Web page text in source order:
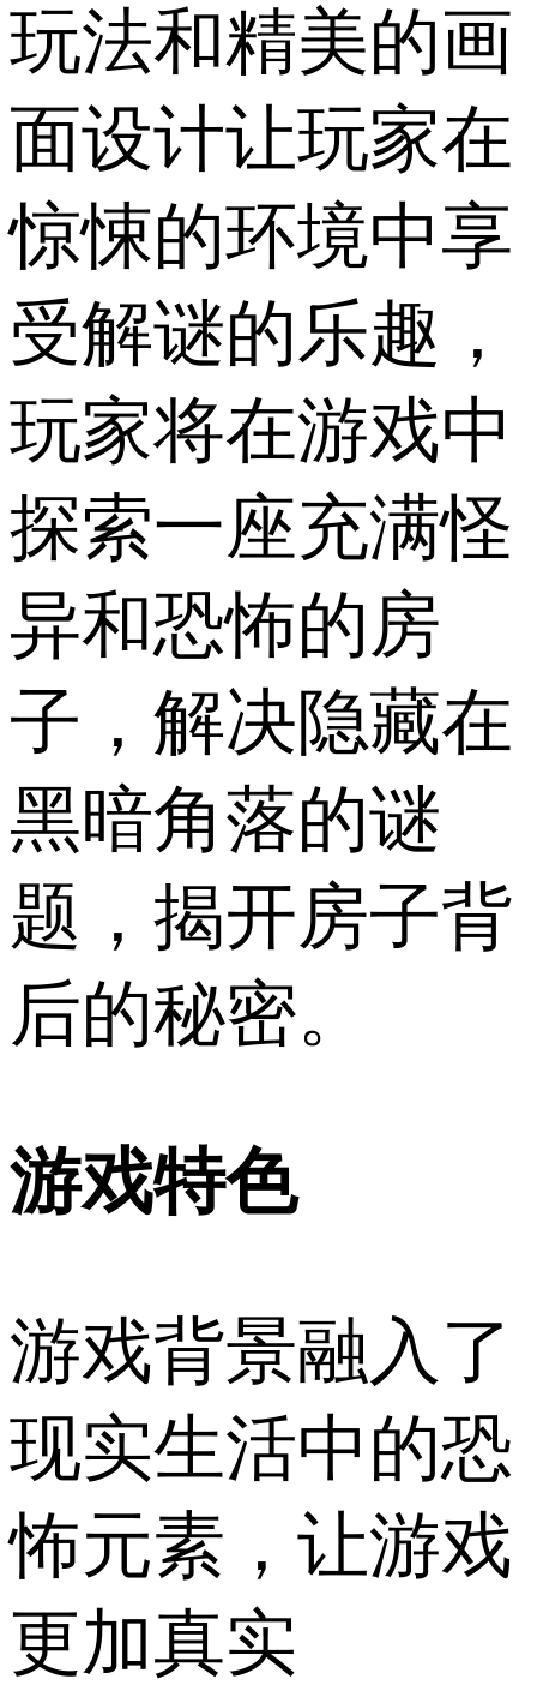
玩法和精美的画
面设计让玩家在
惊悚的环境中享
受解谜的乐趣，
玩家将在游戏中
探索一座充满怪
异和恐怖的房
子，解决隐藏在
黑暗角落的谜
题，揭开房子背
后的秘密。
游戏特色
游戏背景融入了
现实生活中的恐
怖元素，让游戏
更加真实